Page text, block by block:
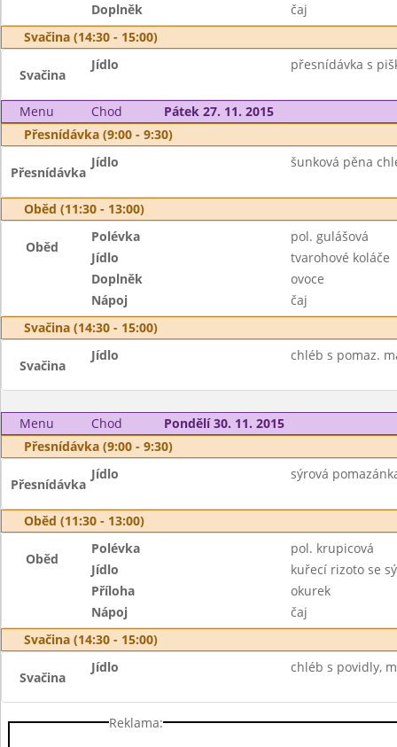
Doplněk
čaj
Svačina (14:30 - 15:00)
Svačina
Jídlo přesnídávka s
Menu Chod
Pátek 27. 11. 2015
Přesnídávka (9:00 - 9:30)
Přesnídávka
Jídlo šunková pěna
Oběd (11:30 - 13:00)
Oběd
Polévka
pol. gulášová
Jídlo
tvarohové koláče
Doplněk
ovoce
Nápoj
čaj
Svačina (14:30 - 15:00)
Svačina
Jídlo chléb s pomaz.
Menu Chod
Pondělí 30. 11. 2015
Přesnídávka (9:00 - 9:30)
Přesnídávka
Jídlo sýrová
Oběd (11:30 - 13:00)
Oběd
Polévka
pol. krupicová
Jídlo
kuřecí rizoto se
Příloha
okurek
Nápoj
čaj
Svačina (14:30 - 15:00)
Svačina
Jídlo chléb s povidly,
Reklama: